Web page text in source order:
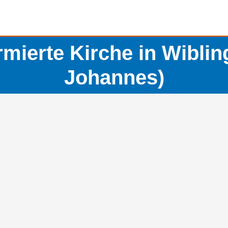
Kirche in
Johannes)